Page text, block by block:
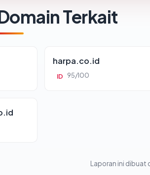
Terkait
harpa.co.id
ID 95/100
Laporan ini dibuat